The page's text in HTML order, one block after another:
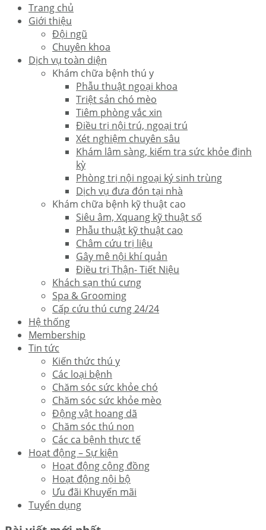
Trang chủ
Giới thiệu
Đội ngũ
Chuyên khoa
Dịch vụ toàn diện
Khám chữa bệnh thú y
Phẫu thuật ngoại khoa
Triệt sản chó mèo
Tiêm phòng vắc xin
Điều trị nội trú, ngoại trú
Xét nghiệm chuyên sâu
Khám lâm sàng, kiểm tra sức khỏe định
kỳ
Phòng trị nội ngoại ký sinh trùng
Dịch vụ đưa đón tại nhà
Khám chữa bệnh kỹ thuật cao
Siêu âm, Xquang kỹ thuật số
Phẫu thuật kỹ thuật cao
Châm cứu trị liệu
Gây mê nội khí quản
Điều trị Thận- Tiết Niệu
Khách sạn thú cưng
Spa & Grooming
Cấp cứu thú cưng 24/24
Hệ thống
Membership
Tin tức
Kiến thức thú y
Các loại bệnh
Chăm sóc sức khỏe chó
Chăm sóc sức khỏe mèo
Động vật hoang dã
Chăm sóc thú non
Các ca bệnh thực tế
Hoạt động – Sự kiện
Hoạt động cộng đồng
Hoạt động nội bộ
Ưu đãi Khuyến mãi
Tuyển dụng